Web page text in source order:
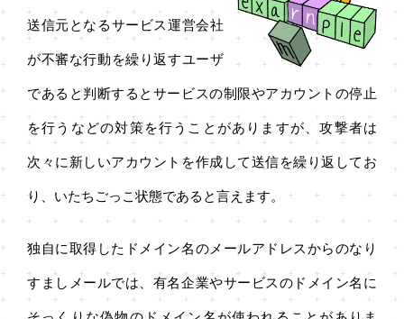
送信元となるサービス運営会社
が不審な行動を繰り返すユーザ
であると判断するとサービスの制限やアカウントの停止
を行うなどの対策を行うことがありますが、攻撃者は
次々に新しいアカウントを作成して送信を繰り返してお
り、いたちごっこ状態であると言えます。
独自に取得したドメイン名のメールアドレスからのなり
すましメールでは、有名企業やサービスのドメイン名に